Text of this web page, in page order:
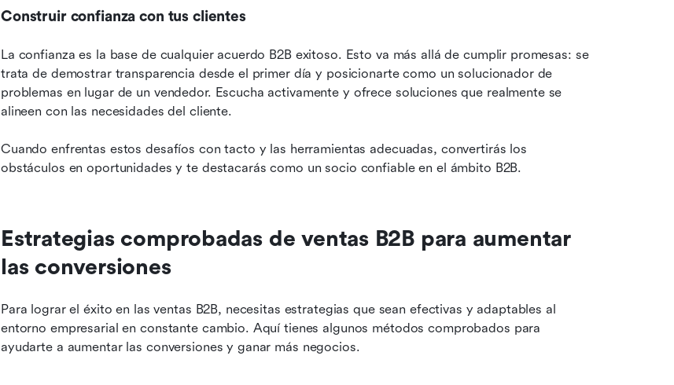
Construir confianza con tus clientes
La confianza es la base de cualquier acuerdo B2B exitoso. Esto va más allá de cumplir promesas: se
trata de demostrar transparencia desde el primer día y posicionarte como un solucionador de
problemas en lugar de un vendedor. Escucha activamente y ofrece soluciones que realmente se
alineen con las necesidades del cliente.
Cuando enfrentas estos desafíos con tacto y las herramientas adecuadas, convertirás los
obstáculos en oportunidades y te destacarás como un socio confiable en el ámbito B2B.
Estrategias comprobadas de ventas B2B para aumentar
las conversiones
Para lograr el éxito en las ventas B2B, necesitas estrategias que sean efectivas y adaptables al
entorno empresarial en constante cambio. Aquí tienes algunos métodos comprobados para
ayudarte a aumentar las conversiones y ganar más negocios.